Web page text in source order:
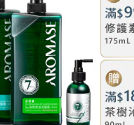
更需補水，頭⽪問題
補⽔很重要。